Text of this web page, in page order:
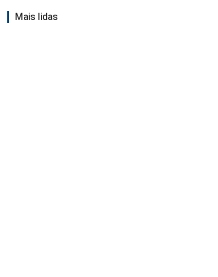
Mais lidas